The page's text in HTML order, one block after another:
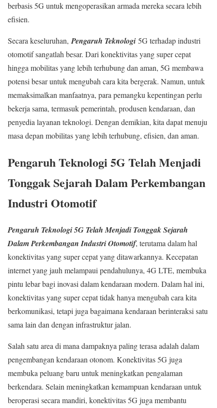
berbasis 5G untuk mengoperasikan armada mereka secara lebih
efisien.
Secara keseluruhan, Pengaruh Teknologi 5G terhadap industri
otomotif sangatlah besar. Dari konektivitas yang super cepat
hingga mobilitas yang lebih terhubung dan aman, 5G membawa
potensi besar untuk mengubah cara kita bergerak. Namun, untuk
memaksimalkan manfaatnya, para pemangku kepentingan perlu
bekerja sama, termasuk pemerintah, produsen kendaraan, dan
penyedia layanan teknologi. Dengan demikian, kita dapat menuju
masa depan mobilitas yang lebih terhubung, efisien, dan aman.
Pengaruh Teknologi 5G Telah Menjadi
Tonggak Sejarah Dalam Perkembangan
Industri Otomotif
Pengaruh Teknologi 5G Telah Menjadi Tonggak Sejarah
Dalam Perkembangan Industri Otomotif, terutama dalam hal
konektivitas yang super cepat yang ditawarkannya. Kecepatan
internet yang jauh melampaui pendahulunya, 4G LTE, membuka
pintu lebar bagi inovasi dalam kendaraan modern. Dalam hal ini,
konektivitas yang super cepat tidak hanya mengubah cara kita
berkomunikasi, tetapi juga bagaimana kendaraan berinteraksi satu
sama lain dan dengan infrastruktur jalan.
Salah satu area di mana dampaknya paling terasa adalah dalam
pengembangan kendaraan otonom. Konektivitas 5G juga
membuka peluang baru untuk meningkatkan pengalaman
berkendara. Selain meningkatkan kemampuan kendaraan untuk
beroperasi secara mandiri, konektivitas 5G juga membantu